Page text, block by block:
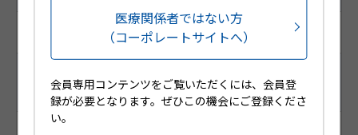
(01)04987188247006
（販売包装RSSコード）
医療関係者ではない方
（コーポレートサイトへ）
会員専用コンテンツをご覧いただくには、会員登
録が必要となります。ぜひこの機会にご登録くださ
い。